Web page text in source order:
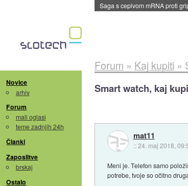
BMW v vozilih začel predvajati
Novice
arhiv
Forum
mali oglasi
teme zadnjih 24h
Članki
Zaposlitve
brskaj
Ostalo
Forum » Kaj kupiti »
Smart watch, kaj
mat11
::24. maj 2018,
Meni je. Telefon samo
potrebe, tvoje so očitno